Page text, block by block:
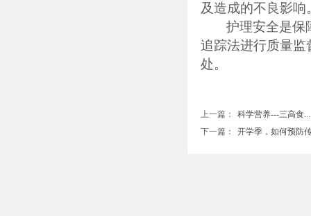
及造成的不良影响
护理安全是保
追踪法进行质量监
处。
上一篇：
科学营养---三高食
下一篇：
开学季，如何预防